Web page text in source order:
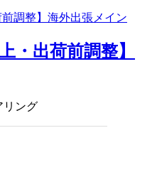
・出荷前調整】
リング